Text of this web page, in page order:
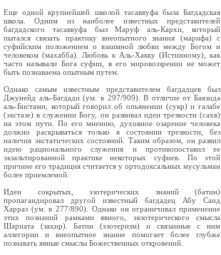
Еще одной крупнейшей школой тасаввуфа была Багдадская
школа. Одним из наиболее известных представителей
багдадского тасаввуфа был Маруф аль-Кархи, который
пытался связать практику внеопытного знания (марифа) с
суфийским положением о взаимной любви между Богом и
человеком (махабба). Любовь к Аль-Хакку (Истинному), как
часто называли Бога суфии, в его мировоззрении не может
быть познаваема опытным путем.
Однако самым известным представителем багдадцев был
Джунейд аль-Багдади (ум. в 297/909). В отличие от Баязида
аль-Бистами, который говорил об опьянении (сукр) и галабе
(экстазе) в служении Богу, он развивал идеи трезвости (сахв)
на этом пути. По его мнению, духовное озарение человека
должно раскрываться только в состоянии трезвости, без
наличия экстатических состояний. Таким образом, он развил
идею рационального служения и противопоставил ее
экзальтированной практике некоторых суфиев. По этой
причине его традиция считается у ортодоксальных мусульман
более приемлемой.
Идеи сокрытых, эзотерических знаний (батин)
пропагандировал другой известный багдадец Абу Саид
Харраз (ум. в 277/890). Однако он ограничивал применение
этих познаний рамками явного, экзотерического смысла
Шариата (захир). Батин (эзотеризм) и связанные с ним
аллегории и внеопытное знание помогает более глубже
познавать явные смыслы Божественных откровений.